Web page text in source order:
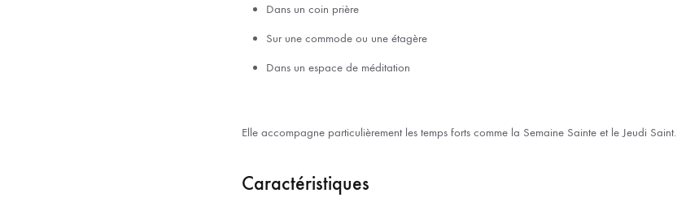
Dans un coin prière
Sur une commode ou une étagère
Dans un espace de méditation
Elle accompagne particulièrement les temps forts comme la Semaine Sainte et le Jeudi Saint.
Caractéristiques